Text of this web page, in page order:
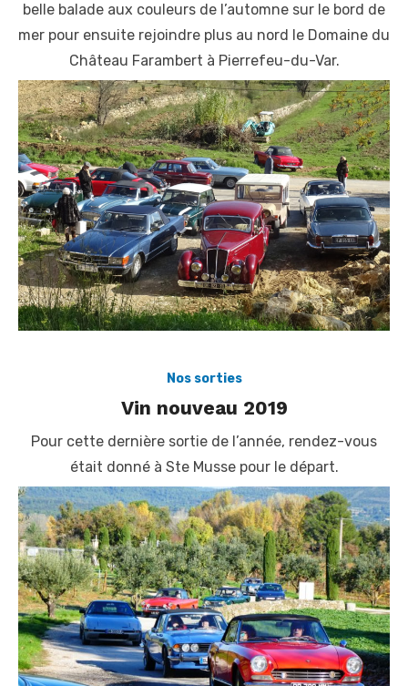
belle balade aux couleurs de l’automne sur le bord de
mer pour ensuite rejoindre plus au nord le Domaine du
Château Farambert à Pierrefeu-du-Var.
Nos sorties
Vin nouveau 2019
Pour cette dernière sortie de l’année, rendez-vous
était donné à Ste Musse pour le départ.